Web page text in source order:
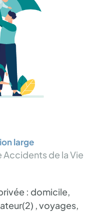
large
Accidents de la Vie
: domicile,
, voyages,